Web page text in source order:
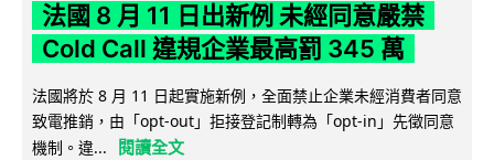
法國 8 月 11 日出新例 未經同意嚴禁
Cold Call 違規企業最高罰 345 萬
法國將於 8 月 11 日起實施新例，全面禁止企業未經消費者同意
致電推銷，由「opt-out」拒接登記制轉為「opt-in」先徵同意
機制。違...
閱讀全文